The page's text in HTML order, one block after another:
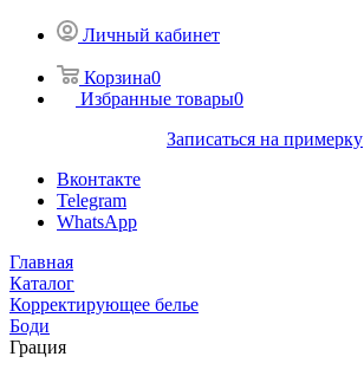
Личный кабинет
Корзина0
Избранные товары0
Записаться на примерку
Вконтакте
Telegram
WhatsApp
Главная
Каталог
Корректирующее белье
Боди
Грация